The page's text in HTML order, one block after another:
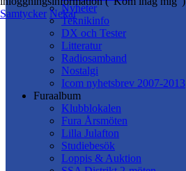
Nyheter
Teknikinfo
DX och Tester
Litteratur
Radiosamband
Nostalgi
Icom nyhetsbrev 2007-2013
Furaalbum
Klubblokalen
Fura Årsmöten
Lilla Julafton
Studiebesök
Loppis & Auktion
Samtycker Nekar